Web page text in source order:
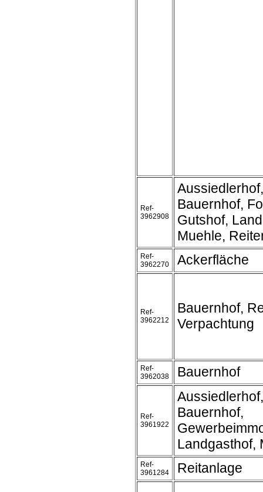
Ref-
3962908
Bauernhof,
Gutshof,
Muehle,
Ref-
3962270
Ackerfläche
Ref-
3962212
Bauernhof,
Verpachtung
Ref-
3962038
Bauernhof
Ref-
3961922
Bauernhof,
Landgasthof,
Ref-
3961284
Reitanlage